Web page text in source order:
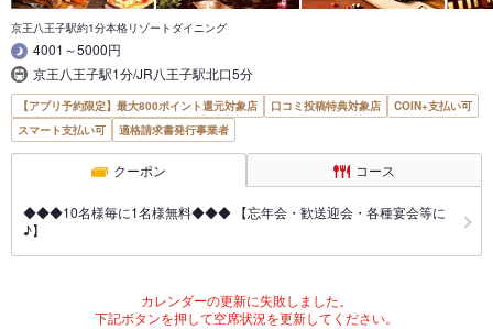
京王八王子駅約1分本格リゾートダイニング
4001～5000円
京王八王子駅1分/JR八王子駅北口5分
【アプリ予約限定】最大800ポイント還元対象店 口コミ投稿特典対象店
COIN+支払い可
スマート支払い可
適格請求書発行事業者
クーポン コース
◆◆◆10名様毎に1名様無料◆◆◆ 【忘年会・歓送迎会・各種宴会等に
♪】
カレンダーの更新に失敗しました。
下記ボタンを押して空席状況を更新してください。